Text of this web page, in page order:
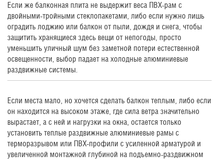
Если же балконная плита не выдержит веса ПВХ-рам с
двойными-тройными стеклопакетами, либо если нужно лишь
оградить лоджию или балкон от пыли, дождя и снега, чтобы
защитить хранящиеся здесь вещи от непогоды, просто
уменьшить уличный шум без заметной потери естественной
освещенности, выбор падает на холодные алюминиевые
раздвижные системы.
Если места мало, но хочется сделать балкон теплым, либо если
он находится на высоком этаже, где сила ветра значительно
вырастает, а с ней и нагрузки на окна, остается только
установить теплые раздвижные алюминиевые рамы с
терморазрывом или ПВХ-профили с усиленной арматурой и
увеличенной монтажной глубиной на подъемно-раздвижном